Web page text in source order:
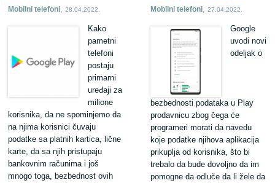
Mobilni telefoni,27.04.2022.
Google
uvodi novi
odeljak o
bezbednosti podataka u Play
prodavnicu zbog čega će
programeri morati da navedu
koje podatke njihova aplikacija
prikuplja od korisnika, što bi
trebalo da bude dovoljno da im
pomogne da odluče da li žele da
Mobilni telefoni,28.04.2022.
Kako
pametni
telefoni
postaju
primarni
uređaji za
milione
korisnika, da ne spominjemo da
na njima korisnici čuvaju
podatke sa platnih kartica, lične
karte, da sa njih pristupaju
bankovnim računima i još
mnogo toga, bezbednost ovih